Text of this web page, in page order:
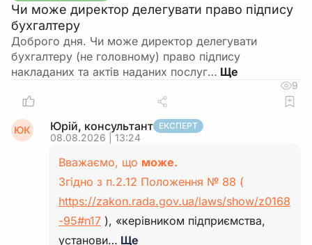
Чи може директор делегувати право підпису
бухгалтеру
Доброго дня. Чи може директор делегувати
бухгалтеру (не головному) право підпису
накладаних та актів наданих послуг…
9
ЮК Юрій, консультант ЕКСПЕРТ
08.08.2026 | 13:24
Вважаємо, що може.
Згідно з п.2.12 Положення № 88 (
https://zakon.rada.gov.ua/laws/show/z0168
-95#n17 ), «керівником підприємства,
установи… Ще